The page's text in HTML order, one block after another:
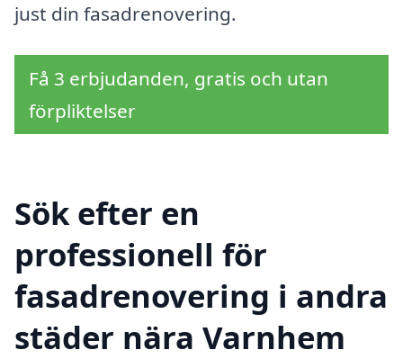
just din fasadrenovering.
Få 3 erbjudanden, gratis och utan
förpliktelser
Sök efter en
professionell för
fasadrenovering i andra
städer nära Varnhem